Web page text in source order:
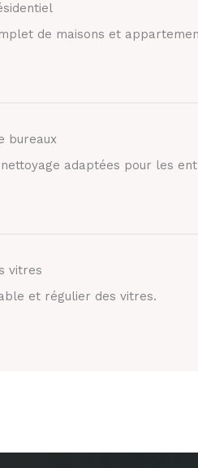
de maisons et
bureaux
adaptées pour les
vitres
et régulier des vitres.